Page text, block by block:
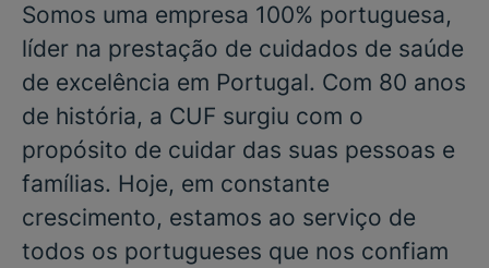
Somos uma empresa 100% portuguesa,
líder na prestação de cuidados de saúde
de excelência em Portugal. Com 80 anos
de história, a CUF surgiu com o
propósito de cuidar das suas pessoas e
famílias. Hoje, em constante
crescimento, estamos ao serviço de
todos os portugueses que nos confiam